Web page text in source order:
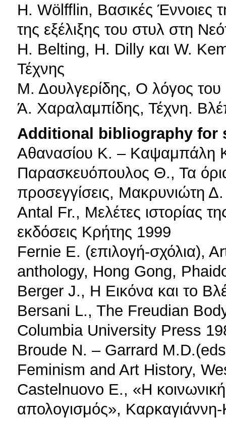
Η. Wölfflin, Βασικές Έννοιες
της εξέλιξης του στυλ στη
H. Belting, H. Dilly και W.
Τέχνης
Μ. Δουλγερίδης, Ο λόγος του
Ά. Χαραλαμπίδης, Τέχνη.
Additional bibliography for
Αθανασίου Κ. – Καψαμπάλη
Παρασκευόπουλος Θ., Τα
προσεγγίσεις, Μακρυνιώτη
Antal Fr., Μελέτες ιστορίας
εκδόσεις Κρήτης 1999
Fernie E. (επιλογή-σχόλια),
anthology, Hong Gong,
Berger J., Η Εικόνα και το
Bersani L., The Freudian
Columbia University Press
Broude N. – Garrard
Feminism and Art History,
Castelnuovo E., «Η κοινωνική
απολογισμός»,